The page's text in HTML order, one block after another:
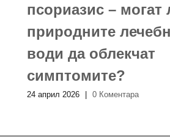
псориазис – могат
природните
води да облекчат
симптомите?
24 април 2026 0 Коментара